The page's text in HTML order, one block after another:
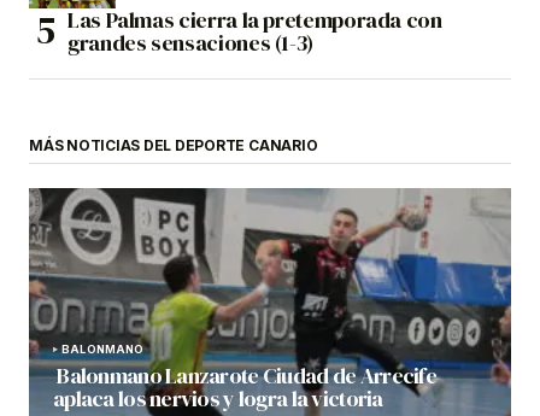
Las Palmas cierra la pretemporada con
grandes sensaciones (1-3)
MÁS NOTICIAS DEL DEPORTE CANARIO
BALONMANO
Balonmano Lanzarote Ciudad de Arrecife
aplaca los nervios y logra la victoria